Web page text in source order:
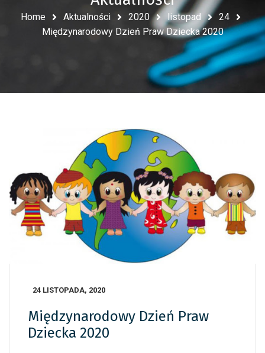
Home Aktualności 2020 listopad
24
Międzynarodowy Dzień Praw Dziecka 2020
24 LISTOPADA, 2020
Międzynarodowy Dzień Praw
Dziecka 2020